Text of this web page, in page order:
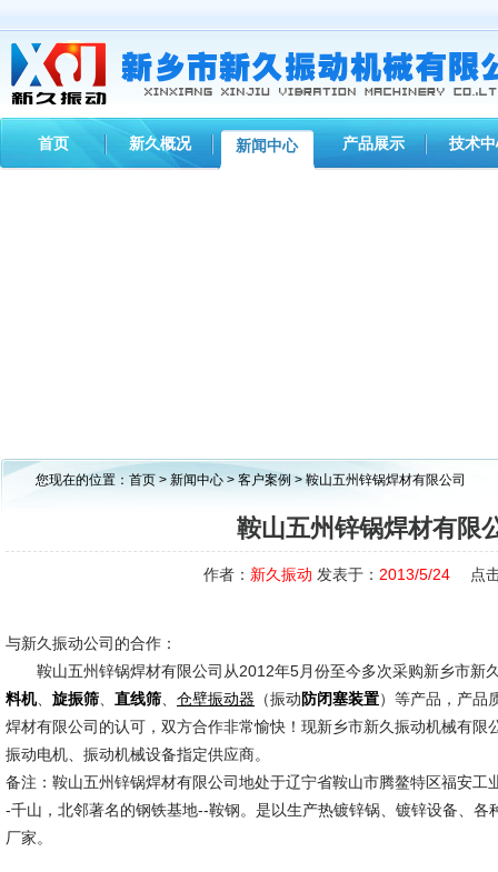
首页 新久概况 新闻中心 产品展示 技术
您现在的位置： 首页 > 新闻中心 > 客户案例 > 鞍山五州锌锅焊材有限公司
鞍山五州锌锅焊材有限
作者： 新久振动 发表于： 2013/5/24 点
与新久振动公司的合作：
鞍山五州锌锅焊材有限公司从2012年5月份至今多次采购新乡市新
料机、 旋振筛 直线筛 仓壁振动器 （振动 防闭塞装置）等产品，产品
焊材有限公司的认可，双方合作非常愉快！现新乡市新久振动机械有限
振动电机、振动机械设备指定供应商。
备注：鞍山五州锌锅焊材有限公司地处于辽宁省鞍山市腾鳌特区福安工
-千山，北邻著名的钢铁基地--鞍钢。是以生产热镀锌锅、镀锌设备、各
厂家。